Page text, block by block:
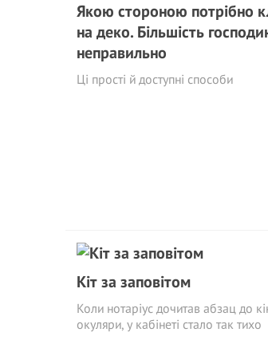
Якою стороною потрібно
на деко. Більшість
неправильно
Ці прості й доступні способи
Кіт за заповітом
Коли нотаріус дочитав абзац до
окуляри, у кабінеті стало так тихо